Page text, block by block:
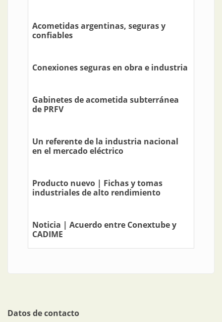
Acometidas argentinas, seguras y
confiables
Conexiones seguras en obra e industria
Gabinetes de acometida subterránea
de PRFV
Un referente de la industria nacional
en el mercado eléctrico
Producto nuevo | Fichas y tomas
industriales de alto rendimiento
Noticia | Acuerdo entre Conextube y
CADIME
Datos de contacto